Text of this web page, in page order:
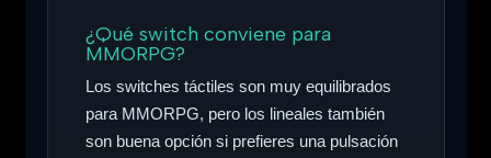
¿Qué switch conviene para
MMORPG?
Los switches táctiles son muy equilibrados
para MMORPG, pero los lineales también
son buena opción si prefieres una pulsación